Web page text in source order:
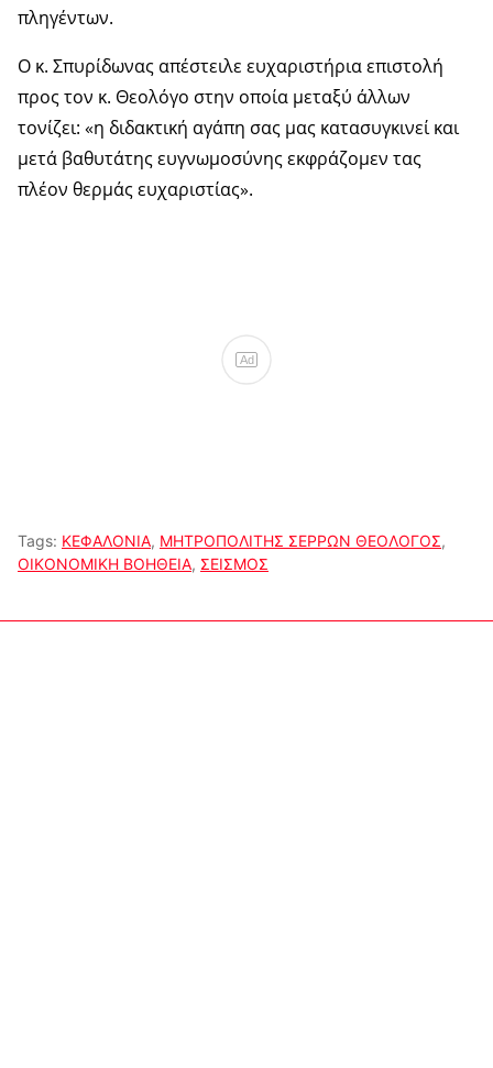
πληγέντων.
Ο κ. Σπυρίδωνας απέστειλε ευχαριστήρια επιστολή
προς τον κ. Θεολόγο στην οποία μεταξύ άλλων
τονίζει: «η διδακτική αγάπη σας μας κατασυγκινεί και
μετά βαθυτάτης ευγνωμοσύνης εκφράζομεν τας
πλέον θερμάς ευχαριστίας».
Ad
Tags: ΚΕΦΑΛΟΝΙΑ, ΜΗΤΡΟΠΟΛΙΤΗΣ ΣΕΡΡΩΝ ΘΕΟΛΟΓΟΣ,
ΟΙΚΟΝΟΜΙΚΗ ΒΟΗΘΕΙΑ, ΣΕΙΣΜΟΣ